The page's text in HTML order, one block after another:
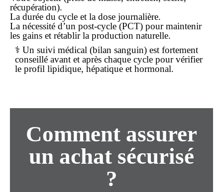
récupération).
La durée du cycle et la dose journalière.
La nécessité d’un post-cycle (PCT) pour maintenir
les gains et rétablir la production naturelle.
⚕️ Un suivi médical (bilan sanguin) est fortement
conseillé avant et après chaque cycle pour vérifier
le profil lipidique, hépatique et hormonal.
Comment assurer
un achat sécurisé
?